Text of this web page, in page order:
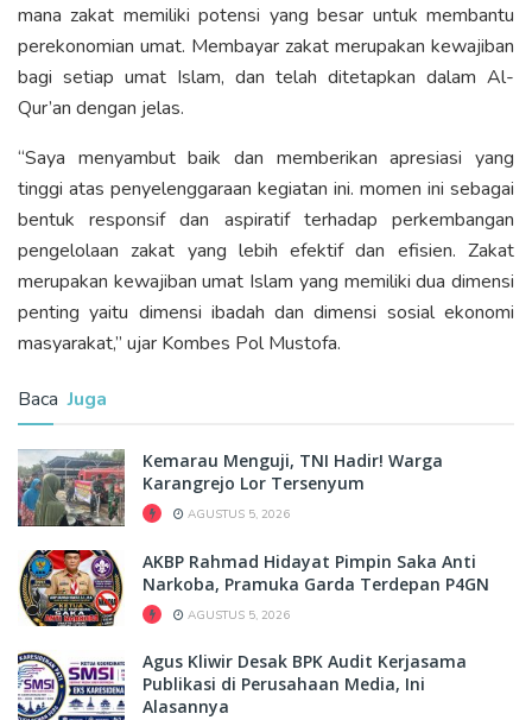
mana zakat memiliki potensi yang besar untuk membantu
perekonomian umat. Membayar zakat merupakan kewajiban
bagi setiap umat Islam, dan telah ditetapkan dalam Al-
Qur’an dengan jelas.
“Saya menyambut baik dan memberikan apresiasi yang
tinggi atas penyelenggaraan kegiatan ini. momen ini sebagai
bentuk responsif dan aspiratif terhadap perkembangan
pengelolaan zakat yang lebih efektif dan efisien. Zakat
merupakan kewajiban umat Islam yang memiliki dua dimensi
penting yaitu dimensi ibadah dan dimensi sosial ekonomi
masyarakat,” ujar Kombes Pol Mustofa.
Baca Juga
Kemarau Menguji, TNI Hadir! Warga
Karangrejo Lor Tersenyum
AGUSTUS 5, 2026
AKBP Rahmad Hidayat Pimpin Saka Anti
Narkoba, Pramuka Garda Terdepan P4GN
AGUSTUS 5, 2026
Agus Kliwir Desak BPK Audit Kerjasama
Publikasi di Perusahaan Media, Ini
Alasannya